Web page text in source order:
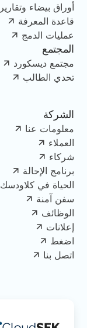
أوراق بيضاء وتقارير
قاعدة المعرفة
عمليات الدمج
المجتمع
مجتمع ديسكورد
تحدي الطالب
الشركة
معلومات عنا
العملاء
شركاء
برنامج الإحالة
الحياة في كلاودسك
سفن آمنة
الوظائف
إعلانات
اضغط
اتصل بنا